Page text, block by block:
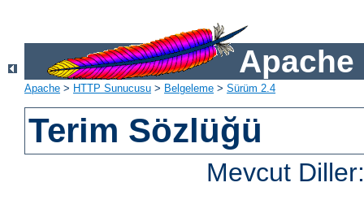
Apache
Apache > HTTP Sunucusu > Belgeleme > Sürüm 2.4
Terim Sözlüğü
Mevcut